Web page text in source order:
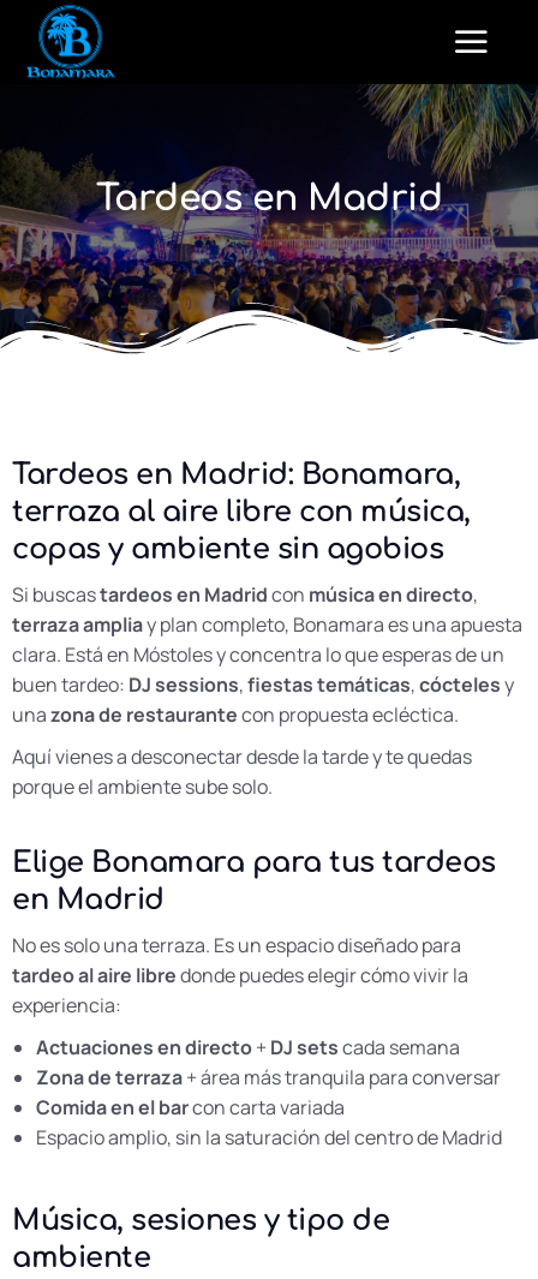
Tardeos en Madrid
Tardeos en Madrid: Bonamara,
terraza al aire libre con música,
copas y ambiente sin agobios
Si buscastardeos en Madridcon música en directo,
terraza ampliay plan completo, Bonamara es una apuesta
clara. Está en Móstolesy concentra lo que esperas de un
buen tardeo: DJ sessions,fiestas temáticas,cóctelesy
unazona de restaurantecon propuesta ecléctica.
Aquí vienes a desconectar desde la tarde y te quedas
porque el ambiente sube solo.
Elige Bonamara para tus tardeos
en Madrid
No es solo una terraza. Es un espacio diseñado para
tardeo al aire libredonde puedes elegir cómo vivir la
experiencia:
Actuaciones en directo+DJ setscada semana
Zona de terraza+ área más tranquila para conversar
Comida en el barcon carta variada
Espacio amplio, sin la saturación del centro deMadrid
Música, sesiones y tipo de
ambiente